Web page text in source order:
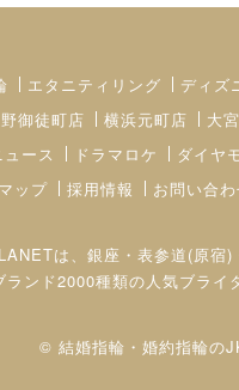
エタニティリング ディズ
御徒町店 横浜元町店 大
ース ドラマロケ ダイヤ
ップ
採用情報 お問い合
は、銀座・表参道(原
ンド2000種類の人気ブライ
© 結婚指輪・婚約指輪の